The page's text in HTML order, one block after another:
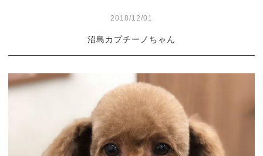
2018/12/01
沼島カプチーノちゃん